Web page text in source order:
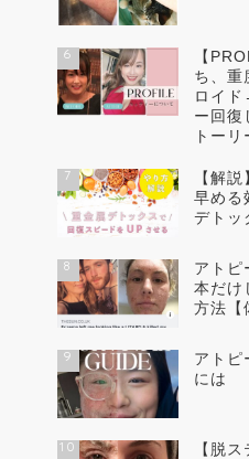
6
【
ち、重
ロイ
ー回復
トーリ
7
【解
早める
デトッ
8
アトピ
本だけ
方法【
9
アトピ
には
10
【脱